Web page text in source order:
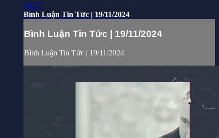
24:17
Bình Luận Tin Tức | 19/11/2024
Bình Luận Tin Tức | 19/11/2024
Bình Luận Tin Tức | 19/11/2024